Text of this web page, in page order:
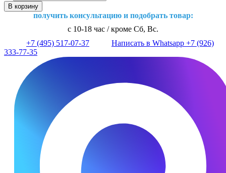
В корзину
получить консультацию и подобрать товар:
с 10-18 час / кроме Сб, Вс.
+7 (495) 517-07-37
Написать в Whatsapp +7 (926)
333-77-35